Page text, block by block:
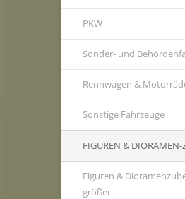
PKW
Sonder- und
Rennwagen &
Sonstige Fahrzeuge
FIGUREN & DIORAMEN-
Figuren &
größer